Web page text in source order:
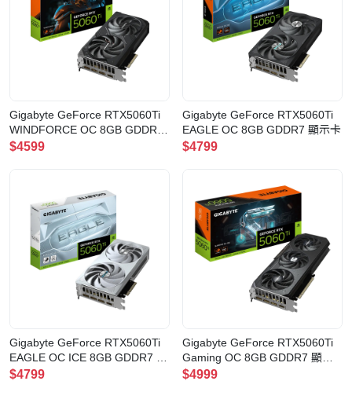
Gigabyte GeForce RTX5060Ti
WINDFORCE OC 8GB GDDR7
顯示卡
$4599
Gigabyte GeForce RTX5060Ti
EAGLE OC 8GB GDDR7 顯示卡
$4799
Gigabyte GeForce RTX5060Ti
EAGLE OC ICE 8GB GDDR7 顯
示卡
$4799
Gigabyte GeForce RTX5060Ti
Gaming OC 8GB GDDR7 顯示
卡
$4999